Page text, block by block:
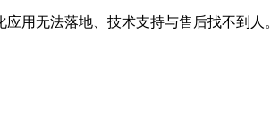
应用无法落地、技术支持与售后找不到人